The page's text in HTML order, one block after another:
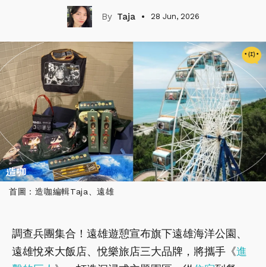
Taja 28 Jun, 2026
首圖：造咖編輯Taja、遠雄
調查兵團集合！遠雄遊憩宣布旗下遠雄海洋公園、
遠雄悅來大飯店、悅樂旅店三大品牌，將攜手《進